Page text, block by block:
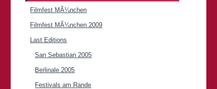
Filmfest MÃ¼nchen
Filmfest MÃ¼nchen 2009
Last Editions
San Sebastian 2005
Berlinale 2005
Festivals am Rande